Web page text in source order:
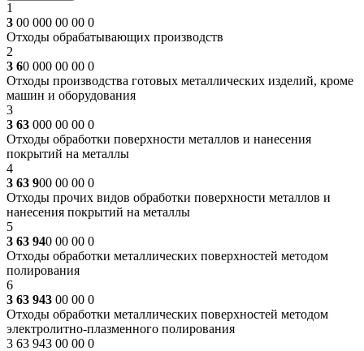
1
3 00 000 00 00 0
Отходы обрабатывающих производств
2
3 60 000 00 00 0
Отходы производства готовых металлических изделий, кроме
машин и оборудования
3
3 63 000 00 00 0
Отходы обработки поверхности металлов и нанесения
покрытий на металлы
4
3 63 900 00 00 0
Отходы прочих видов обработки поверхности металлов и
нанесения покрытий на металлы
5
3 63 940 00 00 0
Отходы обработки металлических поверхностей методом
полирования
6
3 63 943 00 00 0
Отходы обработки металлических поверхностей методом
электролитно-плазменного полирования
3 63 943 00 00 0